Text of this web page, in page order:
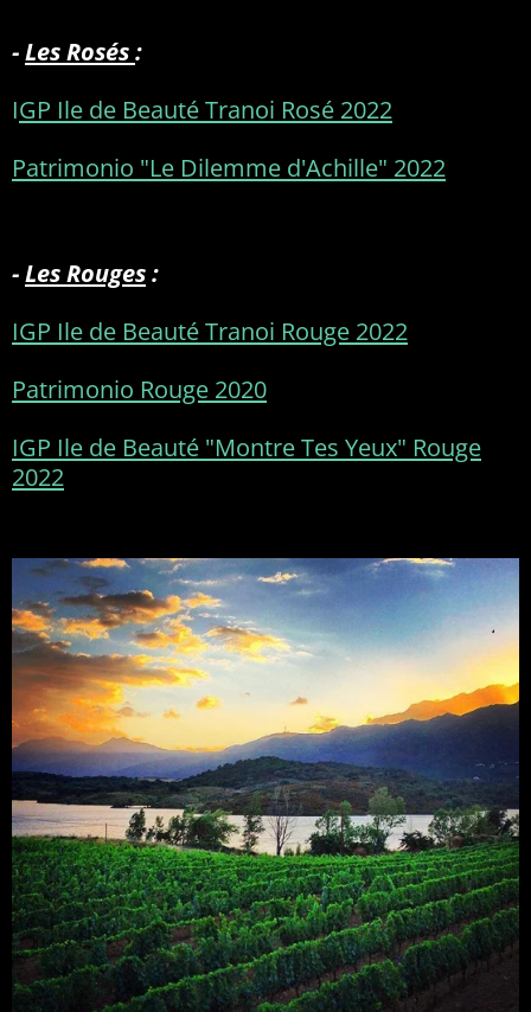
-Les Rosés:
IGP Ile de Beauté Tranoi Rosé 2022
Patrimonio "Le Dilemme d'Achille" 2022
-Les Rouges:
IGP Ile de Beauté Tranoi Rouge 2022
Patrimonio Rouge 2020
IGP Ile de Beauté "Montre Tes Yeux" Rouge
2022